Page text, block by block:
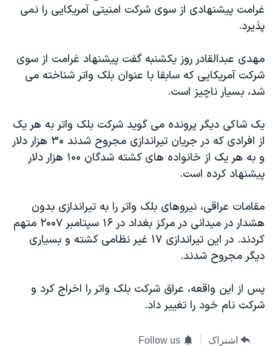
ویدیوها
فرهنگ و زندگی
حقوق شهروندی
اقتصادی
علم و فناوری
اسرائیل در جنگ
گالری عکس
آرشیو پخش زنده
بایگانی برنامه‌های تلویزیونی
مستندها
انتخابات ریاست جمهوری آمریکا ۲۰۲۴
حمله جمهوری اسلامی به اسرائیل
رمز مهسا
ورزش زنان در ایران
اعتراضات زن، زندگی، آزادی
مجموعه مستندهای دادخواهی
دادگاه حمید نوری
چهل سال گروگان‌گیری
قانون شفافیت دارائی کادر رهبری ایران
اسرائیل در جنگ
نرگس محمدی برنده جایزه نوبل صلح
همایش محافظه‌کاران آمریکا «سی‌پک»
دنبال کنید
غرامت پیشنهادی از سوی شرکت امنیتی آمریکایی را نمی
پذیرد.
مهدی عبدالقادر روز یکشنبه گفت پیشنهاد غرامت از سوی
شرکت آمریکایی که سابقا با عنوان بلک واتر شناخته می
شد، بسیار ناچیز است.
یک شاکی دیگر پرونده می گوید شرکت بلک واتر به هر یک
از افرادی که در جریان تیراندازی مجروح شدند ۳۰ هزار دلار
و به هر یک از خانواده های کشته شدگان ۱۰۰ هزار دلار
پیشنهاد کرده است.
مقامات عراقی، نیروهای بلک واتر را به تیراندازی بدون
هشدار در میدانی در مرکز بغداد در ۱۶ سپتامبر ۲۰۰۷ متهم
کردند. در این تیراندازی ۱۷ غیر نظامی کشته و بسیاری
دیگر مجروح شدند.
پس از این واقعه، عراق شرکت بلک واتر را اخراج کرد و
شرکت نام خود را تغییر داد.
اشتراک Follow us